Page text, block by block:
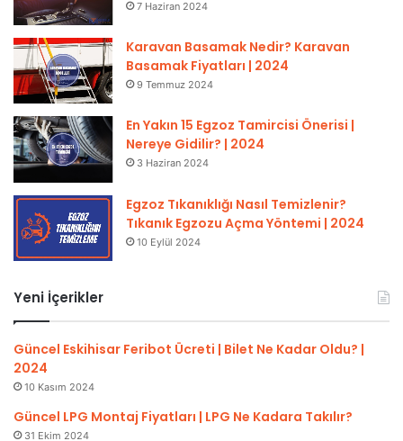
7 Haziran 2024
Karavan Basamak Nedir? Karavan
Basamak Fiyatları | 2024
9 Temmuz 2024
En Yakın 15 Egzoz Tamircisi Önerisi |
Nereye Gidilir? | 2024
3 Haziran 2024
Egzoz Tıkanıklığı Nasıl Temizlenir?
Tıkanık Egzozu Açma Yöntemi | 2024
10 Eylül 2024
Yeni İçerikler
Güncel Eskihisar Feribot Ücreti | Bilet Ne Kadar Oldu? |
2024
10 Kasım 2024
Güncel LPG Montaj Fiyatları | LPG Ne Kadara Takılır?
31 Ekim 2024